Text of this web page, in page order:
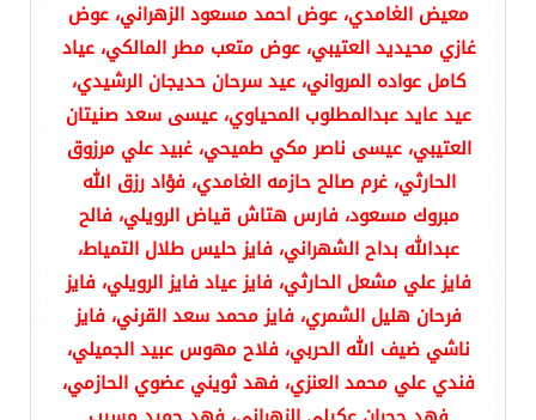
معيض الغامدي، عوض احمد مسعود الزهراني، عوض
غازي محيديد العتيبي، عوض متعب مطر المالكي، عياد
كامل عواده المرواني، عيد سرحان حديجان الرشيدي،
عيد عايد عبدالمطلوب المحياوي، عيسى سعد صنيتان
العتيبي، عيسى ناصر مكي طميحي، غبيد علي مرزوق
الحارثي، غرم صالح حازمه الغامدي، فؤاد رزق الله
مبروك مسعود، فارس هتاش قياض الرويلي، فالح
عبدالله بداح الشهراني، فايز حليس طلال التمياط،
فايز علي مشعل الحارثي، فايز عياد فايز الرويلي، فايز
فرحان هليل الشمري، فايز محمد سعد القرني، فايز
ناشي ضيف الله الحربي، فلاح مهوس عبيد الجميلي،
فندي علي محمد العنزي، فهد ثويني عضوي الحازمي،